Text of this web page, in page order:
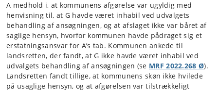
A medhold i, at kommunens afgørelse var ugyldig med
henvisning til, at G havde været inhabil ved udvalgets
behandling af ansøgningen, og at afslaget ikke var båret af
saglige hensyn, hvorfor kommunen havde pådraget sig et
erstatningsansvar for A’s tab. Kommunen ankede til
landsretten, der fandt, at G ikke havde været inhabil ved
udvalgets behandling af ansøgningen (se MRF 2022.268 Ø).
Landsretten fandt tillige, at kommunens skøn ikke hvilede
på usaglige hensyn, og at afgørelsen var tilstrækkeligt